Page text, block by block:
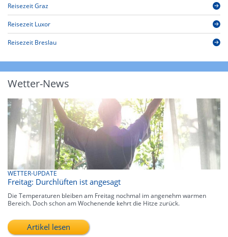
Reisezeit Graz
Reisezeit Luxor
Reisezeit Breslau
Wetter-News
WETTER-UPDATE
Freitag: Durchlüften ist angesagt
Die Temperaturen bleiben am Freitag nochmal im angenehm warmen
Bereich. Doch schon am Wochenende kehrt die Hitze zurück.
Artikel lesen